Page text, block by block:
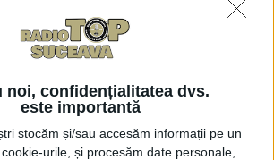
noi, confidențialitatea dvs.
este importantă
stocăm și/sau accesăm informații pe un
urile, și procesăm date personale,
Am întîlnit un român
fericit, într-un fel
24 IUNIE, 2024